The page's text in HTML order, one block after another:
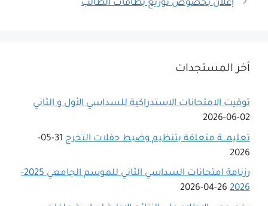
إعلان بخصوص توزيع بطاقات الطالب
أخر المستجدات
توقيت الامتحانات الاستدراكية للسداسي اﻷول و الثاني
02-06-2026
تعليمـــة متعلقة بتنظيم وضبط حفلات التخرج
31-05-
2026
رزنامة امتحانات السداسي الثاني للموسم الجامعي 2025-
2026
26-04-2026